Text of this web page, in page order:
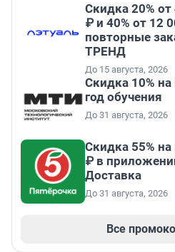
Скидка 20% от
₽ и 40% от 12
повторные
ТРЕНД
До 15 августа, 2026
Скидка 10%
год обучения
До 31 августа, 2026
Скидка 55%
₽ в
Доставка
До 31 августа, 2026
Все